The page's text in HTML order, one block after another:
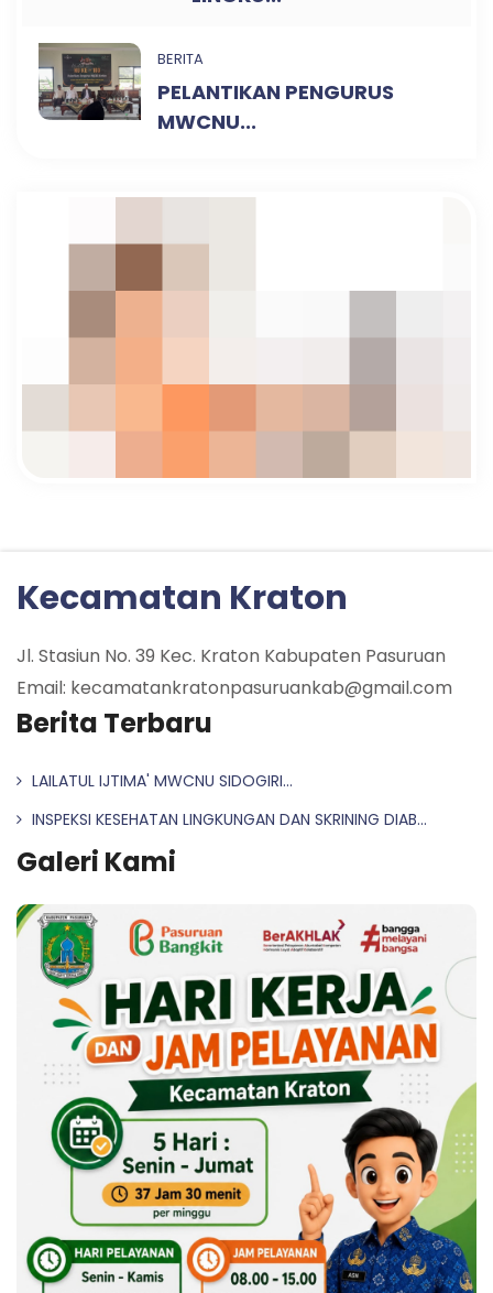
BERITA
PELANTIKAN PENGURUS
MWCNU...
Kecamatan Kraton
Jl. Stasiun No. 39 Kec. Kraton Kabupaten Pasuruan
Email: kecamatankratonpasuruankab@gmail.com
Berita Terbaru
LAILATUL IJTIMA' MWCNU SIDOGIRI...
INSPEKSI KESEHATAN LINGKUNGAN DAN SKRINING DIAB...
Galeri Kami